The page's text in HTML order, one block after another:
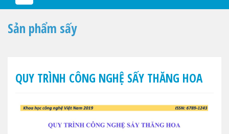
Sản phẩm sấy
QUY TRÌNH CÔNG NGHỆ SẤY THĂNG HOA